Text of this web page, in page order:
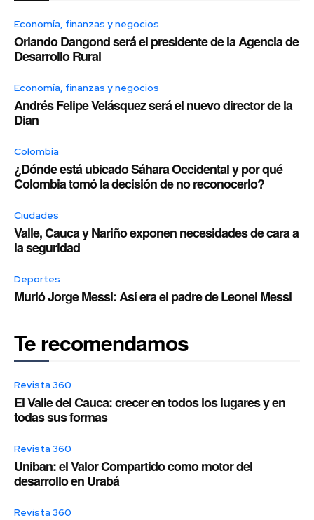
Economía, finanzas y negocios
Orlando Dangond será el presidente de la Agencia de
Desarrollo Rural
Economía, finanzas y negocios
Andrés Felipe Velásquez será el nuevo director de la
Dian
Colombia
¿Dónde está ubicado Sáhara Occidental y por qué
Colombia tomó la decisión de no reconocerlo?
Ciudades
Valle, Cauca y Nariño exponen necesidades de cara a
la seguridad
Deportes
Murió Jorge Messi: Así era el padre de Leonel Messi
Te recomendamos
Revista 360
El Valle del Cauca: crecer en todos los lugares y en
todas sus formas
Revista 360
Uniban: el Valor Compartido como motor del
desarrollo en Urabá
Revista 360